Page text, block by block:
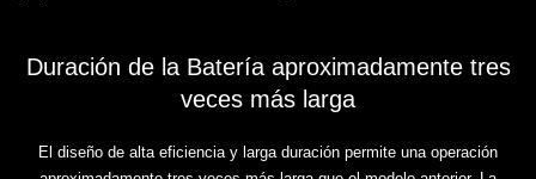
Duración de la Batería aproximadamente tres
veces más larga
El diseño de alta eficiencia y larga duración permite una operación